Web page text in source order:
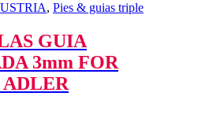
, Pies & guias triple
GUIA
3mm FOR
ADLER